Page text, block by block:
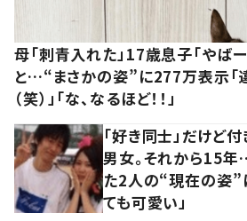
母「刺青入れた」17歳息子「やばー
と…“まさかの姿”に277万表示「
（笑）」「な、なるほど！！」
「好き同士」だけど
男女。それから15
た2人の“現在の姿
ても可愛い」